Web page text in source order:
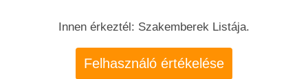
Innen érkeztél: Szakemberek Listája.
Felhasználó értékelése